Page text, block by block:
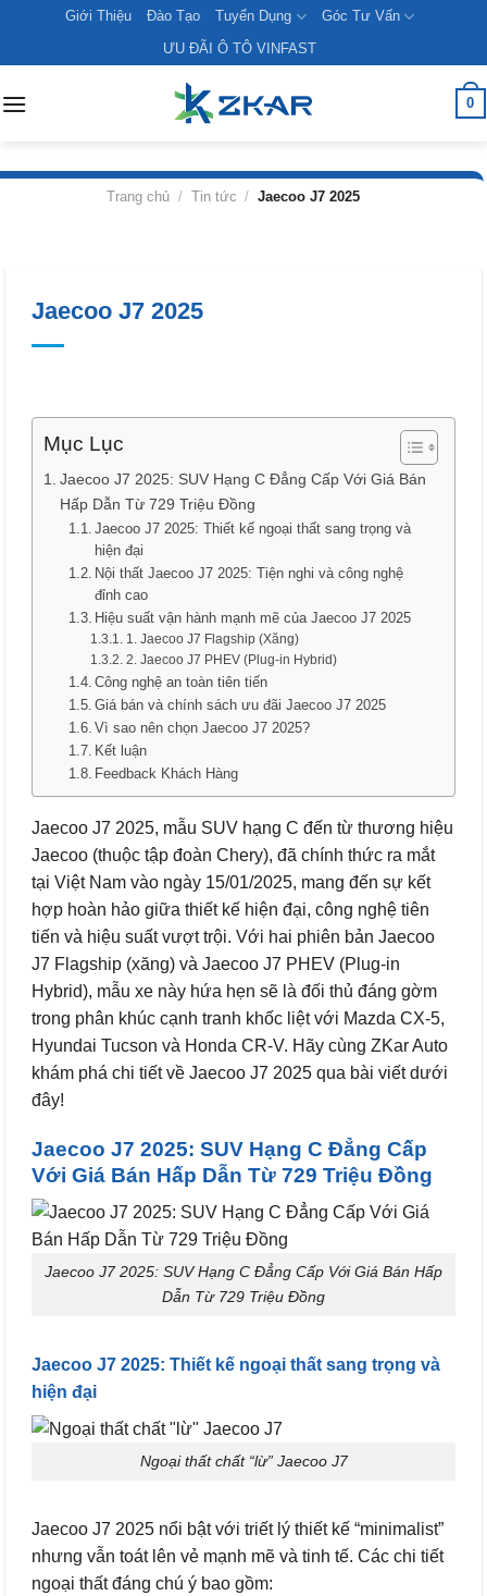
content
Giới Thiệu Đào Tạo Tuyển Dụng
Góc Tư Vấn
ƯU ĐÃI Ô TÔ VINFAST
0
Trang chủ / Tin tức / Jaecoo J7 2025
Jaecoo J7 2025
Mục Lục
Jaecoo J7 2025: SUV Hạng C Đẳng Cấp Với Giá Bán
Hấp Dẫn Từ 729 Triệu Đồng
Jaecoo J7 2025: Thiết kế ngoại thất sang trọng và
hiện đại
Nội thất Jaecoo J7 2025: Tiện nghi và công nghệ
đỉnh cao
Hiệu suất vận hành mạnh mẽ của Jaecoo J7 2025
1. Jaecoo J7 Flagship (Xăng)
2. Jaecoo J7 PHEV (Plug-in Hybrid)
Công nghệ an toàn tiên tiến
Giá bán và chính sách ưu đãi Jaecoo J7 2025
Vì sao nên chọn Jaecoo J7 2025?
Kết luận
Feedback Khách Hàng
Jaecoo J7 2025, mẫu SUV hạng C đến từ thương hiệu
Jaecoo (thuộc tập đoàn Chery), đã chính thức ra mắt
tại Việt Nam vào ngày 15/01/2025, mang đến sự kết
hợp hoàn hảo giữa thiết kế hiện đại, công nghệ tiên
tiến và hiệu suất vượt trội. Với hai phiên bản Jaecoo
J7 Flagship (xăng) và Jaecoo J7 PHEV (Plug-in
Hybrid), mẫu xe này hứa hẹn sẽ là đối thủ đáng gờm
trong phân khúc cạnh tranh khốc liệt với Mazda CX-5,
Hyundai Tucson và Honda CR-V. Hãy cùng ZKar Auto
khám phá chi tiết về Jaecoo J7 2025 qua bài viết dưới
đây!
Jaecoo J7 2025: SUV Hạng C Đẳng Cấp
Với Giá Bán Hấp Dẫn Từ 729 Triệu Đồng
Jaecoo J7 2025: SUV Hạng C Đẳng Cấp Với Giá Bán Hấp
Dẫn Từ 729 Triệu Đồng
Jaecoo J7 2025: Thiết kế ngoại thất sang trọng và
hiện đại
Ngoại thất chất “lừ” Jaecoo J7
Jaecoo J7 2025 nổi bật với triết lý thiết kế “minimalist”
nhưng vẫn toát lên vẻ mạnh mẽ và tinh tế. Các chi tiết
ngoại thất đáng chú ý bao gồm: